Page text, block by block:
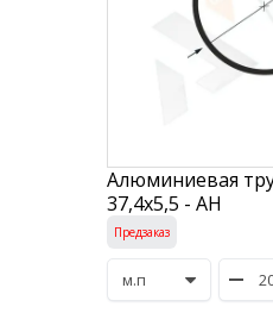
Алюминиевая
37,4х5,5 - АН
Предзаказ